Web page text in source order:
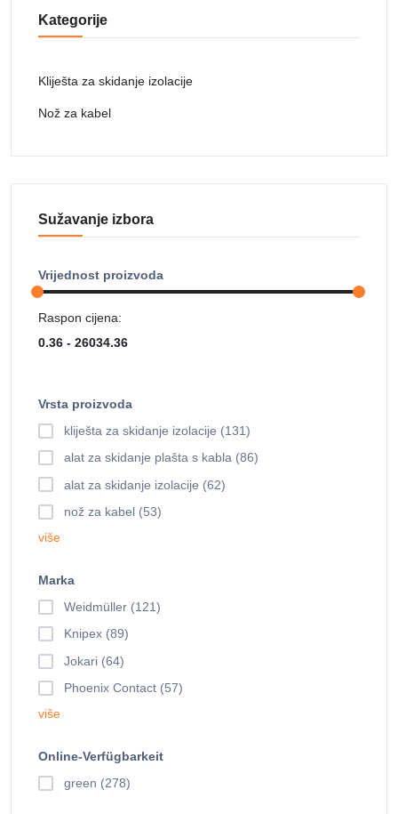
Kategorije
Kliješta za skidanje izolacije
Nož za kabel
Sužavanje izbora
Vrijednost proizvoda
Raspon cijena:
Vrsta proizvoda
kliješta za skidanje izolacije (131)
alat za skidanje plašta s kabla (86)
alat za skidanje izolacije (62)
nož za kabel (53)
više
Marka
Weidmüller (121)
Knipex (89)
Jokari (64)
Phoenix Contact (57)
više
Online-Verfügbarkeit
green (278)